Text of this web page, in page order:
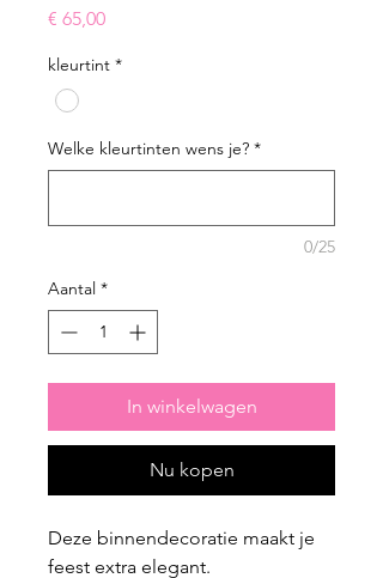
€ 65,00Prijs
kleurtint *
Welke kleurtinten wens je? *
0/25
Aantal *
In winkelwagen
Nu kopen
Deze binnendecoratie maakt je
feest extra elegant.